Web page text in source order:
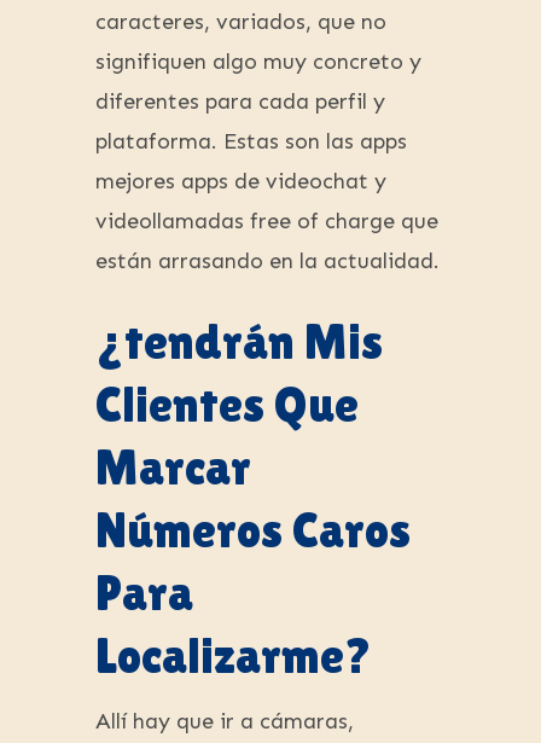
caracteres, variados, que no
signifiquen algo muy concreto y
diferentes para cada perfil y
plataforma. Estas son las apps
mejores apps de videochat y
videollamadas free of charge que
están arrasando en la actualidad.
¿tendrán Mis
Clientes Que
Marcar
Números Caros
Para
Localizarme?
Allí hay que ir a cámaras,